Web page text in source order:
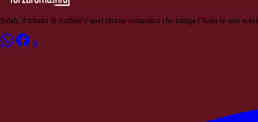
Salah, il tributo di Anfield e quel ritorno romantico che intriga l’Italia (e non solo)